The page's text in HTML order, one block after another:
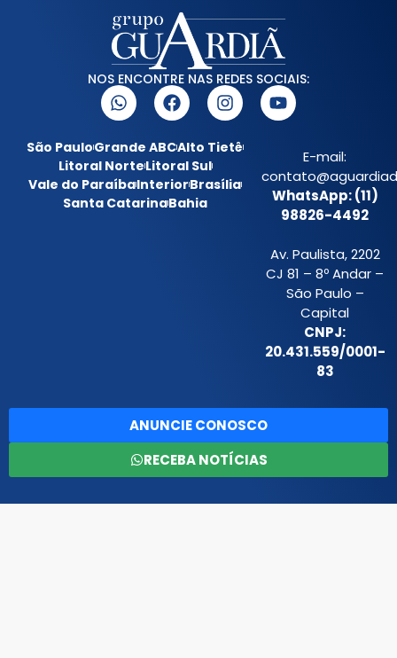
NOS ENCONTRE NAS REDES SOCIAIS:
São PauloGrande ABCAlto Tietê
Litoral NorteLitoral Sul
Vale do ParaíbaInteriorBrasília
Santa CatarinaBahia
E-mail:
WhatsApp: (11)
98826-4492
Av. Paulista, 2202
CJ 81 – 8º Andar –
São Paulo –
Capital
CNPJ:
20.431.559/0001-
83
ANUNCIE CONOSCO
RECEBA NOTÍCIAS